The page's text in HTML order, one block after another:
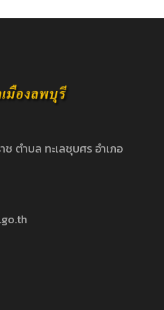
ตำบล ทะเลชุบศร อำเภอ